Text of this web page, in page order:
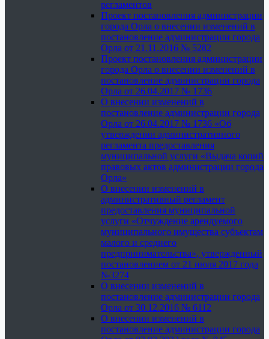
регламентов
Проект постановления администрации
города Орла о внесении изменений в
постановление администрации города
Орла от 21.11.2016 № 5282
Проект постановления администрации
города Орла о внесении изменений в
постановление администрации города
Орла от 26.04.2017 № 1736
О внесении изменений в
постановление администрации города
Орла от 26.04.2017 № 1736 «Об
утверждении административного
регламента предоставления
муниципальной услуги «Выдача копий
правовых актов администрации города
Орла»
О внесении изменений в
административный регламент
предоставления муниципальной
услуги «Отчуждение арендуемого
муниципального имущества субъектам
малого и среднего
предпринимательства», утвержденный
постановлением от 21 июля 2017 года
№3274
О внесении изменений в
постановление администрации города
Орла от 30.12.2016 № 6112
О внесении изменений в
постановление администрации города